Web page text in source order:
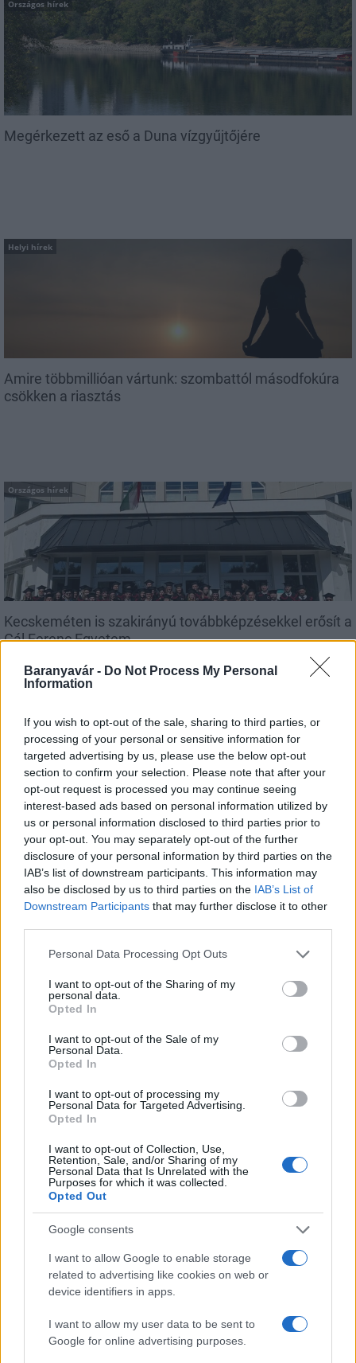
Baranyavár - Do Not Process My Personal
Information
If you wish to opt-out of the sale, sharing to third parties, or
processing of your personal or sensitive information for
targeted advertising by us, please use the below opt-out
section to confirm your selection. Please note that after your
opt-out request is processed you may continue seeing
interest-based ads based on personal information utilized by
us or personal information disclosed to third parties prior to
your opt-out. You may separately opt-out of the further
disclosure of your personal information by third parties on the
IAB’s list of downstream participants. This information may
also be disclosed by us to third parties on the IAB’s List of
Downstream Participants that may further disclose it to other
Please note that this website/app uses one or more Google
not limited to your visit or usage behaviour. You may click to
grant or deny consent to Google and its third-party tags to
use your data for below specified purposes in below Google
consent section.
Personal Data Processing Opt Outs
I want to opt-out of the Sharing of my
personal data.
Opted In
I want to opt-out of the Sale of my
Personal Data.
Opted In
I want to opt-out of processing my
Personal Data for Targeted Advertising.
Opted In
I want to opt-out of Collection, Use,
Retention, Sale, and/or Sharing of my
Personal Data that Is Unrelated with the
Purposes for which it was collected.
Opted Out
Google consents
I want to allow Google to enable storage
related to advertising like cookies on web or
device identifiers in apps.
I want to allow my user data to be sent to
Google for online advertising purposes.
Országos hírek
Megérkezett az eső a Duna vízgyűjtőjére
Helyi hírek
Amire többmillióan vártunk: szombattól másodfokúra
csökken a riasztás
Országos hírek
Kecskeméten is szakirányú továbbképzésekkel erősít a
Gál Ferenc Egyetem
Országos hírek
A lakosságra is fontos szerep hárul a
szúnyoginvázió elkerülésében
Országos hírek
Itt az ÉVOSZ megoldása a hőhullámok és
az energiakrízis kezelésére
Országos hírek
Minden, amit a GED Afrika projektről
tudni kell
Kultúra
Országos hírek
Túlfogyasztás napja - július 30-ra
felhasználta az emberiség a Föld egész
HÍRLEVÉL